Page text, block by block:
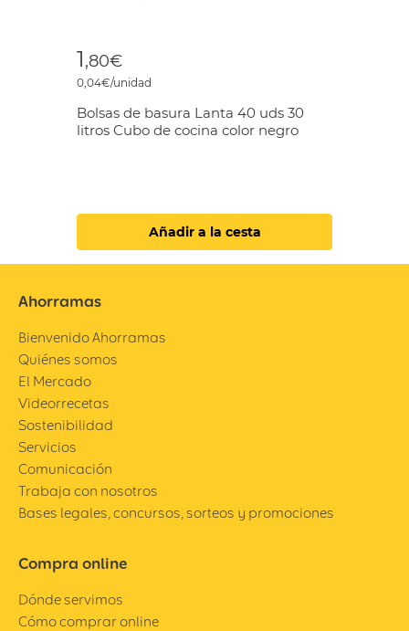
1,80€
0,04€/unidad
Bolsas de basura Lanta 40 uds 30
litros Cubo de cocina color negro
Añadir a la cesta
Ahorramas
Bienvenido Ahorramas
Quiénes somos
El Mercado
Videorrecetas
Sostenibilidad
Servicios
Comunicación
Trabaja con nosotros
Bases legales, concursos, sorteos y promociones
Compra online
Dónde servimos
Cómo comprar online